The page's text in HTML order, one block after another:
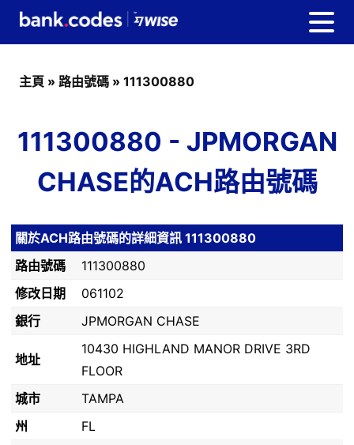
主頁 » 路由號碼 » 111300880
111300880 - JPMORGAN
CHASE的ACH路由號碼
關於ACH路由號碼的詳細資訊 111300880
路由號碼
111300880
修改日期
061102
銀行
JPMORGAN CHASE
地址
10430 HIGHLAND MANOR DRIVE 3RD
FLOOR
城市
TAMPA
州
FL